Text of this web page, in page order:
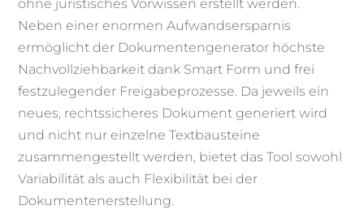
ohne juristisches Vorwissen erstellt werden.
Neben einer enormen Aufwandsersparnis
ermöglicht der Dokumentengenerator höchste
Nachvollziehbarkeit dank Smart Form und frei
festzulegender Freigabeprozesse. Da jeweils ein
neues, rechtssicheres Dokument generiert wird
und nicht nur einzelne Textbausteine
zusammengestellt werden, bietet das Tool sowohl
Variabilität als auch Flexibilität bei der
Dokumentenerstellung.